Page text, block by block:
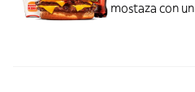
mostaza con